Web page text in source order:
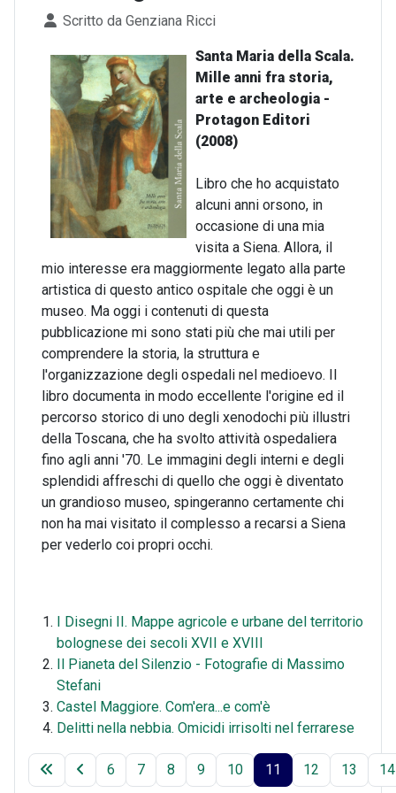
Dettagli
Scritto da Genziana Ricci
Santa Maria della Scala.
Mille anni fra storia,
arte e archeologia -
Protagon Editori
(2008)
Libro che ho acquistato
alcuni anni orsono, in
occasione di una mia
visita a Siena. Allora, il
mio interesse era maggiormente legato alla parte
artistica di questo antico ospitale che oggi è un
museo. Ma oggi i contenuti di questa
pubblicazione mi sono stati più che mai utili per
comprendere la storia, la struttura e
l'organizzazione degli ospedali nel medioevo. Il
libro documenta in modo eccellente l'origine ed il
percorso storico di uno degli xenodochi più illustri
della Toscana, che ha svolto attività ospedaliera
fino agli anni '70. Le immagini degli interni e degli
splendidi affreschi di quello che oggi è diventato
un grandioso museo, spingeranno certamente chi
non ha mai visitato il complesso a recarsi a Siena
per vederlo coi propri occhi.
I Disegni II. Mappe agricole e urbane del territorio
bolognese dei secoli XVII e XVIII
Il Pianeta del Silenzio - Fotografie di Massimo
Stefani
Castel Maggiore. Com'era...e com'è
Delitti nella nebbia. Omicidi irrisolti nel ferrarese
6 7 8 9 10 11 12 13 14